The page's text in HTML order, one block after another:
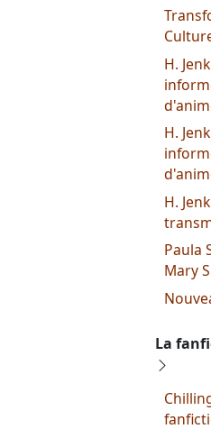
H.
H.
H.
Paula
Mary
La